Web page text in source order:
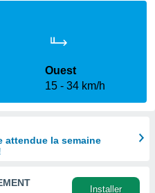
Ouest
15
34 km/h
attendue la semaine
Installer